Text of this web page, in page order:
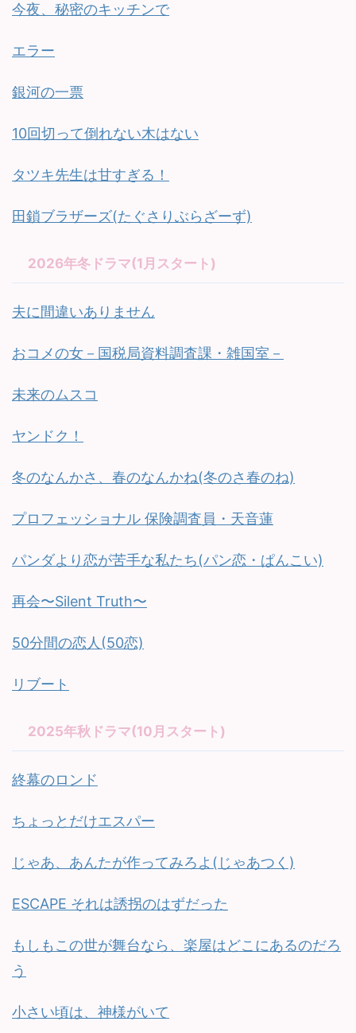
今夜、秘密のキッチンで
エラー
銀河の一票
10回切って倒れない木はない
タツキ先生は甘すぎる！
田鎖ブラザーズ(たぐさりぶらざーず)
2026年冬ドラマ(1月スタート)
夫に間違いありません
おコメの女－国税局資料調査課・雑国室－
未来のムスコ
ヤンドク！
冬のなんかさ、春のなんかね(冬のさ春のね)
プロフェッショナル 保険調査員・天音蓮
パンダより恋が苦手な私たち(パン恋・ぱんこい)
再会〜Silent Truth〜
50分間の恋人(50恋)
リブート
2025年秋ドラマ(10月スタート)
終幕のロンド
ちょっとだけエスパー
じゃあ、あんたが作ってみろよ(じゃあつく)
ESCAPE それは誘拐のはずだった
もしもこの世が舞台なら、楽屋はどこにあるのだろ
う
小さい頃は、神様がいて